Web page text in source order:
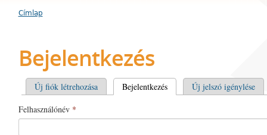
Jelenlegi hely
Címlap
Bejelentkezés
Elsődleges fülek
Új fiók létrehozása Bejelentkezés(aktív fül)Új jelszó igénylése
Felhasználónév *